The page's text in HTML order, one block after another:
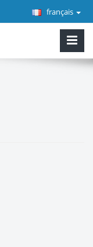
français